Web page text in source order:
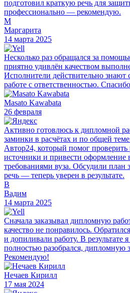
подготовил краткую речь для
профессионально — рекомендую.
М
Маргарита
14 марта 2025
Несколько раз обращался за
приятно удивлён качеством
Исполнители действительно знают
работе с ответственностью.
Masato Kawabata
26 февраля
Активно готовлюсь к дипломной
заминки в расчётах и по общей
Автор24, который помог проверить
источники и привести оформление
требованиями вуза. Обсудили план
речь — теперь уверен в результате.
В
Вадим
14 марта 2025
Сначала заказывал дипломную
качество не понравилось.
и допиливали работу. В результате
полностью разобрался, дипломную
Рекомендую!
Нечаев Кирилл
17 мая 2024